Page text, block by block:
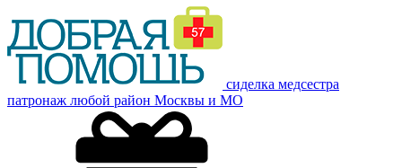
сиделка медсестра
патронаж любой район Москвы и МО